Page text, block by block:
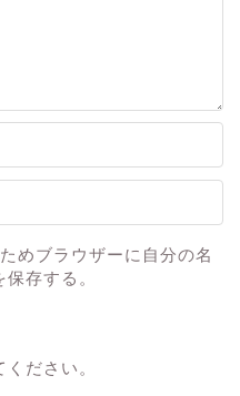
めブラウザーに自分の名
存する。
ださい。